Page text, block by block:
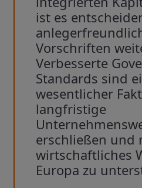
ist es
Vorschriften
Verbesserte
Standards sind
wesentlicher
langfristige
erschließen und
wirtschaftliches
Europa zu